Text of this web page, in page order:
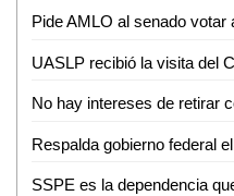
Pide AMLO al senado